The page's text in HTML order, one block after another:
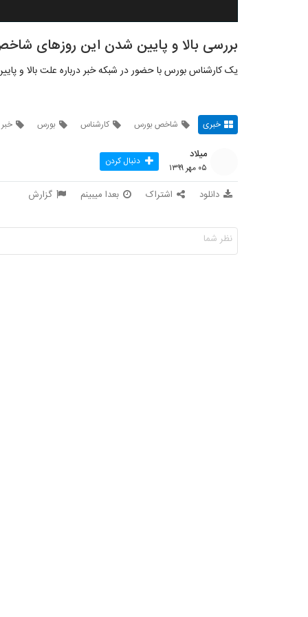
بررسی بالا و پایین شدن این روز‌های
یک کارشناس بورس با حضور در شبکه خبر درباره علت بالا
خبری شاخص بورس کارشناس بورس خبر
میلاد
۰۵ مهر ۱۳۹۹ دنبال کردن
دانلود اشتراک بعدا میبینم گزارش